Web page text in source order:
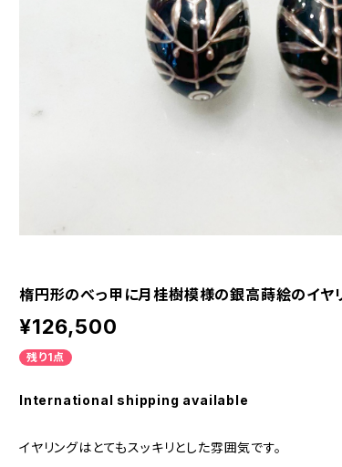
楕円形のべっ甲に月桂樹模様の銀高蒔絵のイヤ
¥126,500
残り1点
International shipping available
イヤリングはとてもスッキリとした雰囲気です。